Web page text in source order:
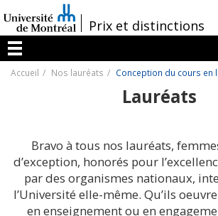
au
contenu
/Prix et distinctions
Menu
Accueil Nos lauréats Conception du cours en
Lauréats
Bravo à tous nos lauréats,
d’exception, honorés pour
par des organismes nationaux,
l’Université elle-même. Qu’ils
en enseignement ou en